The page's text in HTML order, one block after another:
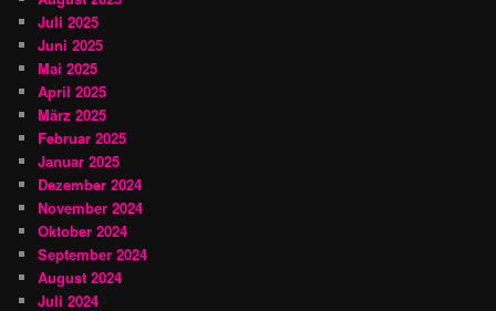
Juli 2025
Juni 2025
Mai 2025
April 2025
März 2025
Februar 2025
Januar 2025
Dezember 2024
November 2024
Oktober 2024
September 2024
August 2024
Juli 2024